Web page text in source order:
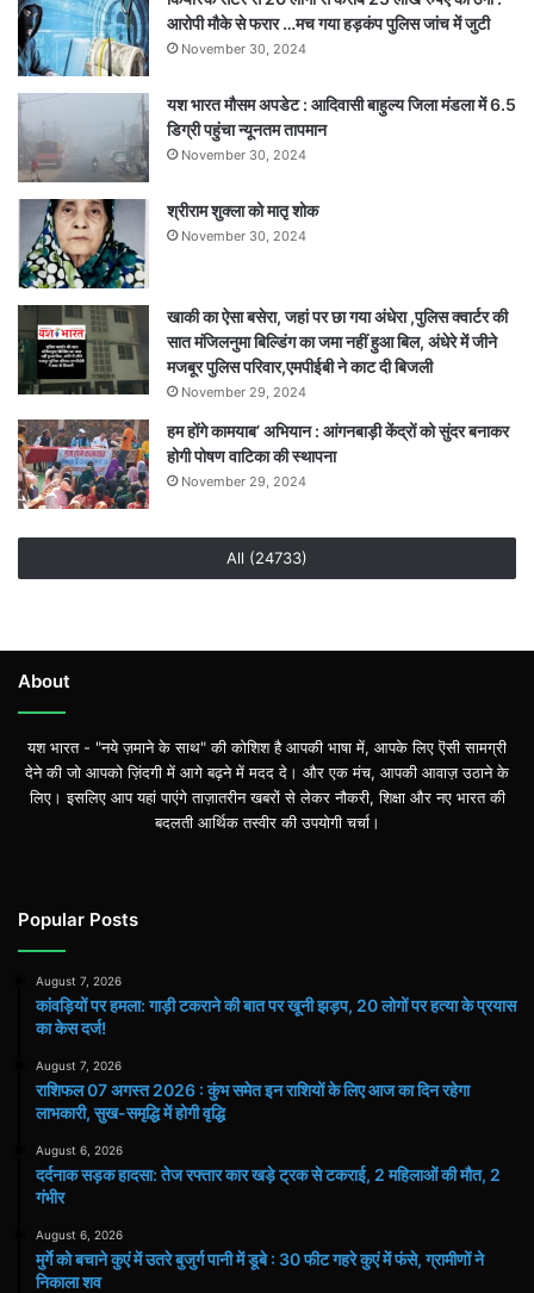
प्रयास
का
केस
दर्ज!
आरोपी मौके से फरार …मच गया हड़कंप पुलिस जांच में जुटी
November 30, 2024
यश भारत मौसम अपडेट : आदिवासी बाहुल्य जिला मंडला में 6.5
डिग्री पहुंचा न्यूनतम तापमान
November 30, 2024
श्रीराम शुक्ला को मातृ शोक
November 30, 2024
खाकी का ऐसा बसेरा, जहां पर छा गया अंधेरा ,पुलिस क्वार्टर की
सात मंजिलनुमा बिल्डिंग का जमा नहीं हुआ बिल, अंधेरे में जीने
मजबूर पुलिस परिवार,एमपीईबी ने काट दी बिजली
November 29, 2024
हम होंगे कामयाब’ अभियान : आंगनबाड़ी केंद्रों को सुंदर बनाकर
होगी पोषण वाटिका की स्थापना
November 29, 2024
All (24733)
About
यश भारत - "नये ज़माने के साथ" की कोशिश है आपकी भाषा में, आपके लिए ऎसी सामग्री
देने की जो आपको ज़िंदगी में आगे बढ़ने में मदद दे। और एक मंच, आपकी आवाज़ उठाने के
लिए। इसलिए आप यहां पाएंगे ताज़ातरीन खबरों से लेकर नौकरी, शिक्षा और नए भारत की
बदलती आर्थिक तस्वीर की उपयोगी चर्चा।
Popular Posts
August 7, 2026
कांवड़ियों पर हमला: गाड़ी टकराने की बात पर खूनी झड़प, 20 लोगों पर हत्या के प्रयास
का केस दर्ज!
August 7, 2026
राशिफल 07 अगस्त 2026 : कुंभ समेत इन राशियों के लिए आज का दिन रहेगा
लाभकारी, सुख-समृद्धि में होगी वृद्धि
August 6, 2026
दर्दनाक सड़क हादसा: तेज रफ्तार कार खड़े ट्रक से टकराई, 2 महिलाओं की मौत, 2
गंभीर
August 6, 2026
मुर्गे को बचाने कुएं में उतरे बुजुर्ग पानी में डूबे : 30 फीट गहरे कुएं में फंसे, ग्रामीणों ने
निकाला शव